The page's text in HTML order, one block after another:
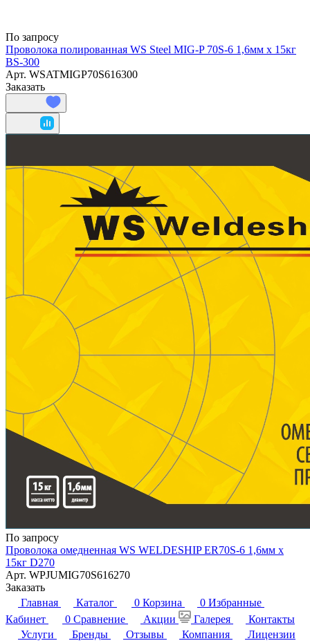
По запросу
Проволока полированная WS Steel MIG-P 70S-6 1,6мм х 15кг
BS-300
Арт. WSATMIGP70S616300
Заказать
По запросу
Проволока омедненная WS WELDESHIP ER70S-6 1,6мм х
15кг D270
Арт. WPJUMIG70S616270
Заказать
Главная
Каталог 0 Корзина 0 Избранные
Кабинет
0 Сравнение Акции Галерея
Контакты
Услуги
Бренды Отзывы Компания
Лицензии